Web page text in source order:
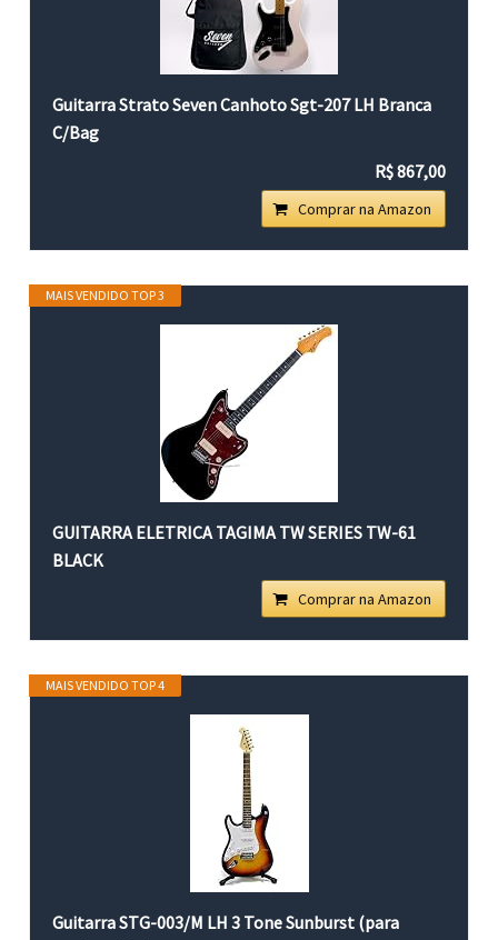
Guitarra Strato Seven Canhoto Sgt-207 LH Branca
C/Bag
R$ 867,00
Comprar na Amazon
MAIS VENDIDO TOP 3
GUITARRA ELETRICA TAGIMA TW SERIES TW-61
BLACK
Comprar na Amazon
MAIS VENDIDO TOP 4
Guitarra STG-003/M LH 3 Tone Sunburst (para